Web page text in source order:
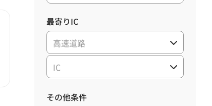
最寄りIC
高速道路
IC
その他条件